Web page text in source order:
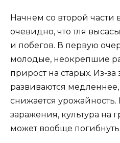
Начнем со второй части
очевидно, что тля
и побегов. В первую
молодые, неокрепшие
прирост на старых. Из-за
развиваются
снижается урожайность.
заражения, культура на
может вообще погибнуть.